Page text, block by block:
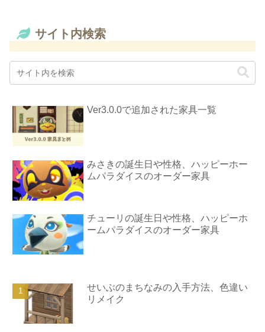
サイト内検索
Ver3.0.0で追加された家具一覧
みさきの誕生日や性格、ハッピーホー
ムパラダイスのオーダー家具
チューリの誕生日や性格、ハッピーホ
ームパラダイスのオーダー家具
せいぶのまちなみの入手方法、色違い
リメイク